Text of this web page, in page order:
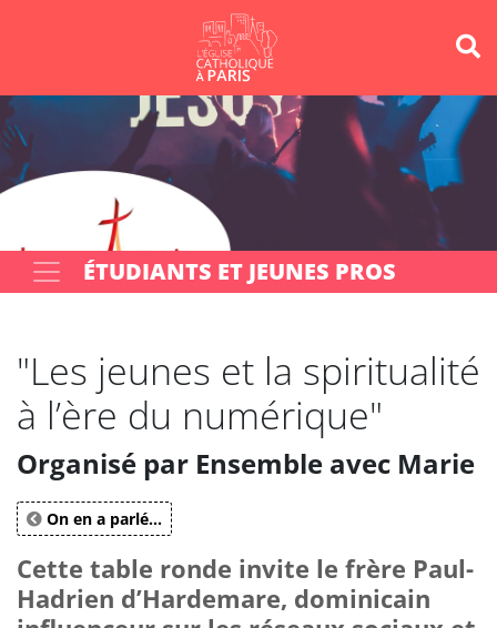
Votre recherche OK
ÉTUDIANTS ET JEUNES PROS
"Les jeunes et la spiritualité
à l’ère du numérique"
Organisé par Ensemble avec Marie
On en a parlé...
Cette table ronde invite le frère Paul-
Hadrien d’Hardemare, dominicain
Panneau de gestion des cookies